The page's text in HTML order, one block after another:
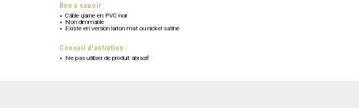
Bon à savoir :
Câble gaîné en PVC noir
Non dimmable
Existe en version laiton mat ou nickel satiné
Conseil d'entretien :
Ne pas utiliser de produit abrasif